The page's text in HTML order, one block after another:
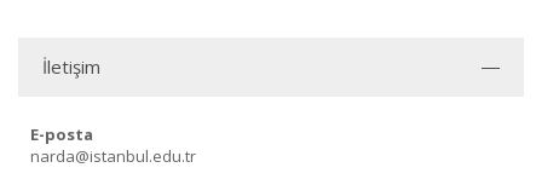
İletişim
E-posta
narda@istanbul.edu.tr